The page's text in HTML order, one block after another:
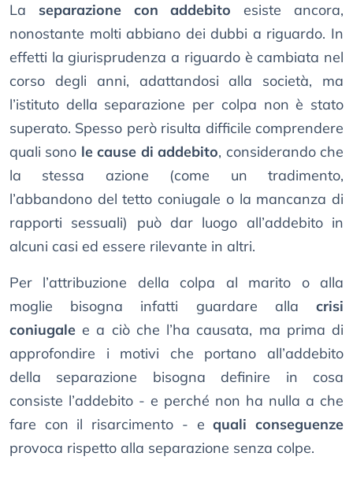
La separazione con addebito esiste ancora,
nonostante molti abbiano dei dubbi a riguardo. In
effetti la giurisprudenza a riguardo è cambiata nel
corso degli anni, adattandosi alla società, ma
l’istituto della separazione per colpa non è stato
superato. Spesso però risulta difficile comprendere
quali sono le cause di addebito, considerando che
la stessa azione (come un tradimento,
l’abbandono del tetto coniugale o la mancanza di
rapporti sessuali) può dar luogo all’addebito in
alcuni casi ed essere rilevante in altri.
Per l’attribuzione della colpa al marito o alla
moglie bisogna infatti guardare alla crisi
coniugale e a ciò che l’ha causata, ma prima di
approfondire i motivi che portano all’addebito
della separazione bisogna definire in cosa
consiste l’addebito - e perché non ha nulla a che
fare con il risarcimento - equali conseguenze
provoca rispetto alla separazione senza colpe.